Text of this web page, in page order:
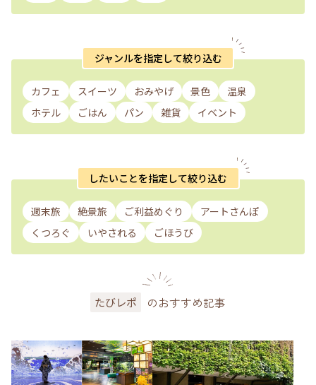
ジャンルを指定して絞り込む
カフェ スイーツ おみやげ 景色
温泉
ホテル
ごはん パン 雑貨 イベント
したいことを指定して絞り込む
週末旅 絶景旅 ご利益めぐり
アートさんぽ
くつろぐ
いやされる ごほうび
たびレポ のおすすめ記事